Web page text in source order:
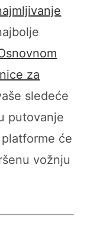
za
sledeće
putovanje
će
vožnju